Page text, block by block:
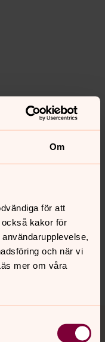
Om
för att
kakor för
och när vi
mer om våra